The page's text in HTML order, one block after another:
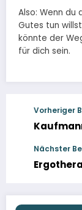
Also: Wenn du
Gutes tun
könnte der
für dich sein.
Vorheriger
Nächster